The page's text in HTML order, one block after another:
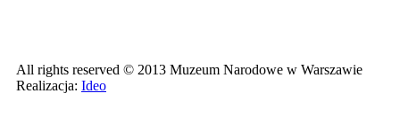
All rights reserved © 2013 Muzeum Narodowe w Warszawie
Realizacja: Ideo